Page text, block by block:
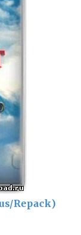
Repack)